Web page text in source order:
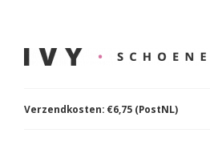
Verzendkosten: €6,75 (PostNL)